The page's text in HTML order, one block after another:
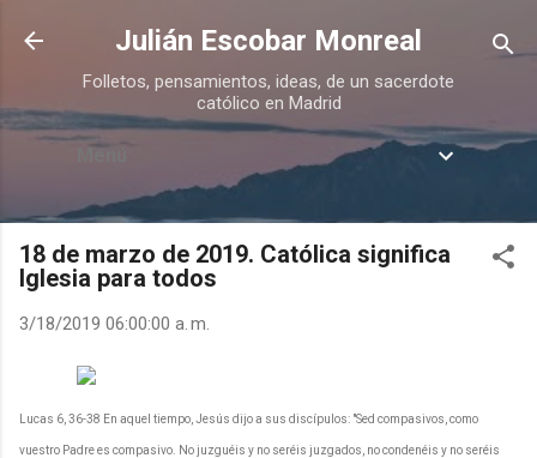
Ir al contenido principal
Julián Escobar Monreal
Folletos, pensamientos, ideas, de un sacerdote
católico en Madrid
Menú
18 de marzo de 2019. Católica significa
Iglesia para todos
3/18/2019 06:00:00 a. m.
Lucas 6, 36-38 En aquel tiempo, Jesús dijo a sus discípulos: "Sed compasivos, como
vuestro Padre es compasivo. No juzguéis y no seréis juzgados, no condenéis y no seréis